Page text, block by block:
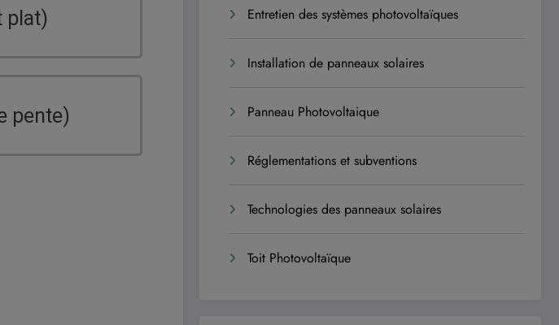
plat)
pente)
Entretien des systèmes photovoltaïques
Installation de panneaux solaires
Panneau Photovoltaique
Réglementations et subventions
Technologies des panneaux solaires
Toit Photovoltaïque